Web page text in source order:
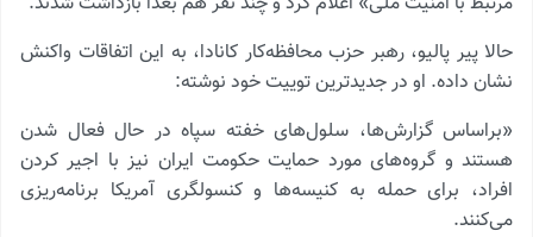
حالا پیر پالیو، رهبر حزب محافظه‌کار کانادا، به این اتفاقات واکنش
نشان داده. او در جدیدترین توییت خود نوشته:
«براساس گزارش‌ها، سلول‌های خفته سپاه در حال فعال شدن
هستند و گروه‌های مورد حمایت حکومت ایران نیز با اجیر کردن
افراد، برای حمله به کنیسه‌ها و کنسولگری آمریکا برنامه‌ریزی
می‌کنند.